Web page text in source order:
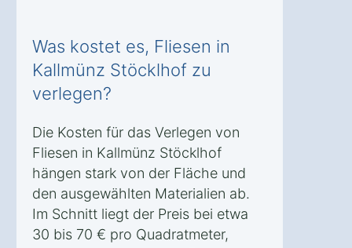
Was kostet es, Fliesen in
Kallmünz Stöcklhof zu
verlegen?
Die Kosten für das Verlegen von
Fliesen in Kallmünz Stöcklhof
hängen stark von der Fläche und
den ausgewählten Materialien ab.
Im Schnitt liegt der Preis bei etwa
30 bis 70 € pro Quadratmeter,